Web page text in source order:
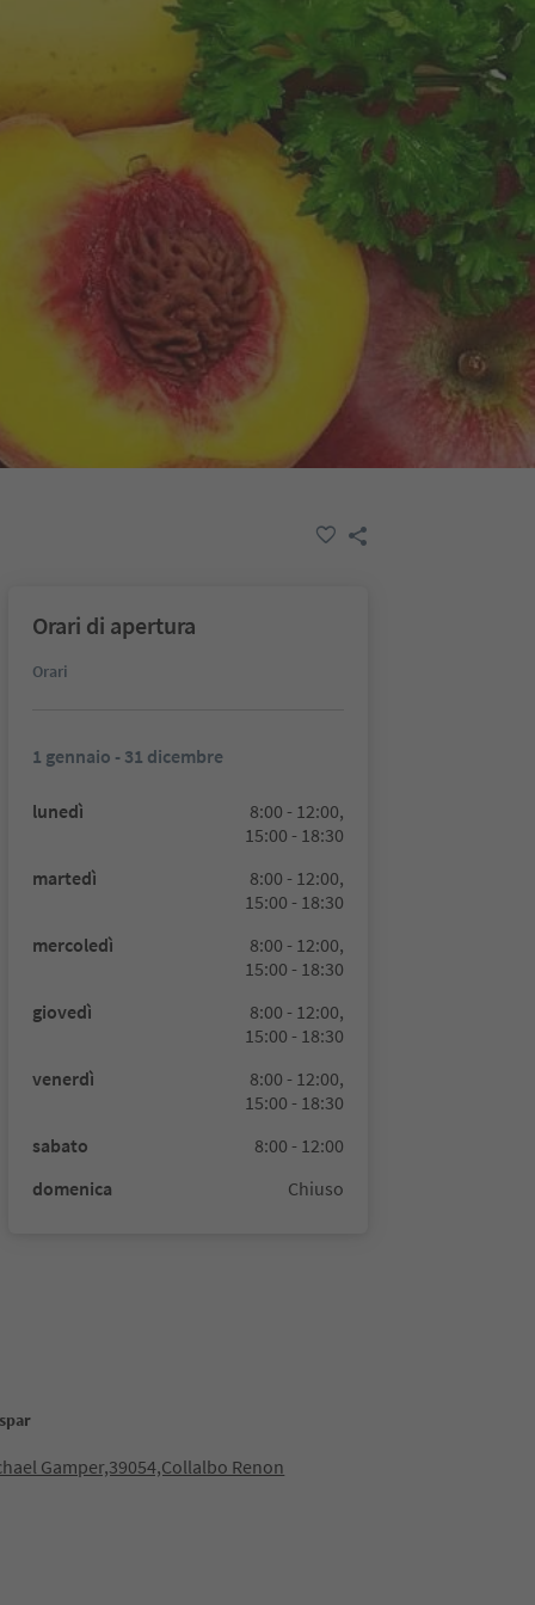
Orari di apertura
Orari
1 gennaio - 31 dicembre
lunedì
8:00 - 12:00,
15:00 - 18:30
martedì
8:00 - 12:00,
15:00 - 18:30
mercoledì
8:00 - 12:00,
15:00 - 18:30
giovedì
8:00 - 12:00,
15:00 - 18:30
venerdì
8:00 - 12:00,
15:00 - 18:30
sabato
8:00 - 12:00
domenica
Chiuso
Gamper,39054,Collalbo Renon